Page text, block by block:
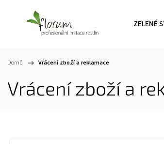
ZELENÉ
Domů / Vrácení zboží a reklamace
Vrácení zboží a